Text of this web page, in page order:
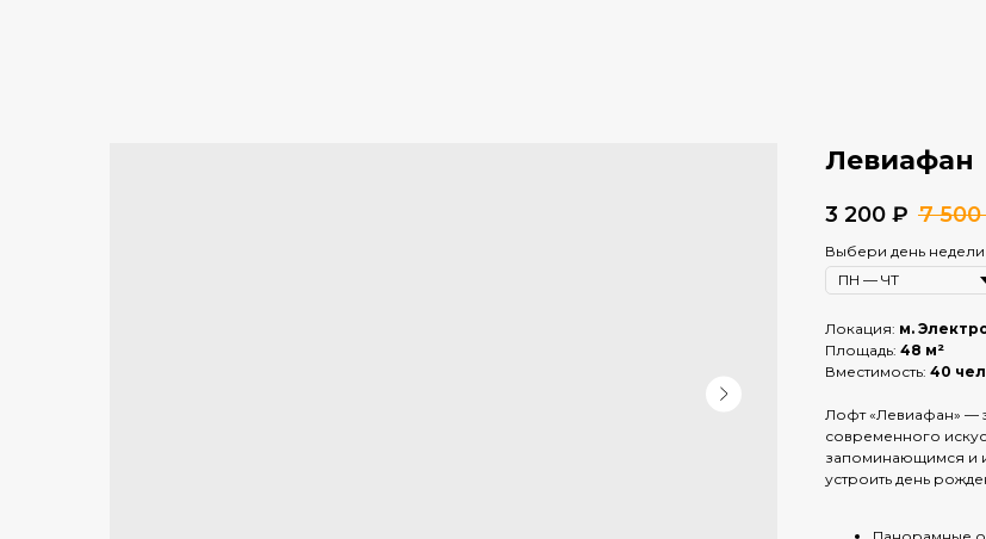
Левиафан
3 200 ₽ 7 500
Выбери день недели
Локация: м.
Площадь: 48 м²
Вместимость: 40
Лофт «Левиафан» —
современного
запоминающимся и
устроить день